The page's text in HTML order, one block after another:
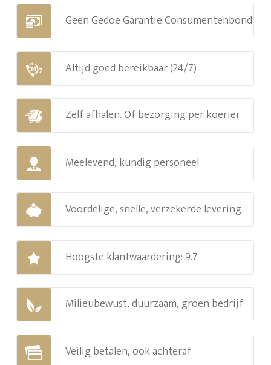
Geen Gedoe Garantie Consumentenbond
Altijd goed bereikbaar (24/7)
Zelf afhalen. Of bezorging per koerier
Meelevend, kundig personeel
Voordelige, snelle, verzekerde levering
Hoogste klantwaardering: 9.7
Milieubewust, duurzaam, groen bedrijf
Veilig betalen, ook achteraf